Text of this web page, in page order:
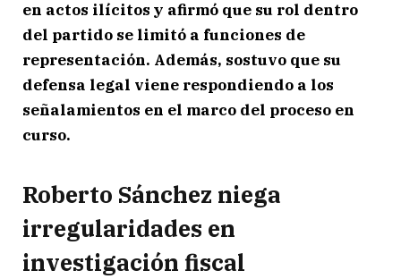
en actos ilícitos y afirmó que su rol dentro
del partido se limitó a funciones de
representación. Además, sostuvo que su
defensa legal viene respondiendo a los
señalamientos en el marco del proceso en
curso.
Roberto Sánchez niega
irregularidades en
investigación fiscal